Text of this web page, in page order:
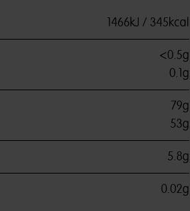
1466kJ / 345kcal
<0.5g
0.1g
79g
53g
5.8g
0.02g